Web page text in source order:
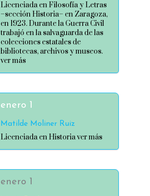
Licenciada en Filosofía y Letras
–sección Historia– en Zaragoza,
en 1923. Durante la Guerra Civil
trabajó en la salvaguarda de las
colecciones estatales de
bibliotecas, archivos y museos.
ver más
Matilde Moliner Ruiz
enero 1
Licenciada en Historia ver más
enero 1